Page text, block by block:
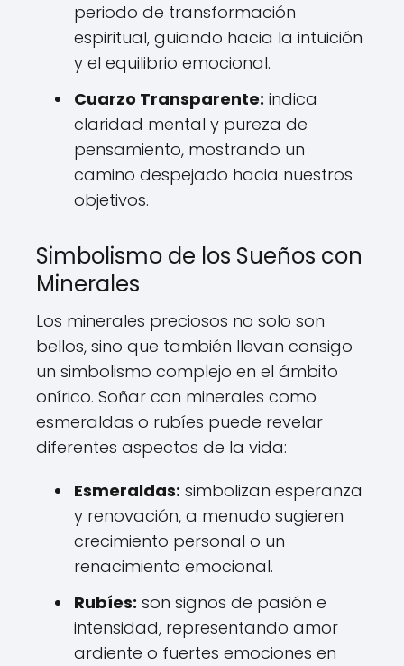
periodo de transformación
espiritual, guiando hacia la intuición
y el equilibrio emocional.
Cuarzo Transparente: indica
claridad mental y pureza de
pensamiento, mostrando un
camino despejado hacia nuestros
objetivos.
Simbolismo de los Sueños con
Minerales
Los minerales preciosos no solo son
bellos, sino que también llevan consigo
un simbolismo complejo en el ámbito
onírico. Soñar con minerales como
esmeraldas o rubíes puede revelar
diferentes aspectos de la vida:
Esmeraldas: simbolizan esperanza
y renovación, a menudo sugieren
crecimiento personal o un
renacimiento emocional.
Rubíes: son signos de pasión e
intensidad, representando amor
ardiente o fuertes emociones en